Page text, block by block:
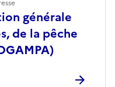
générale
de la pêche